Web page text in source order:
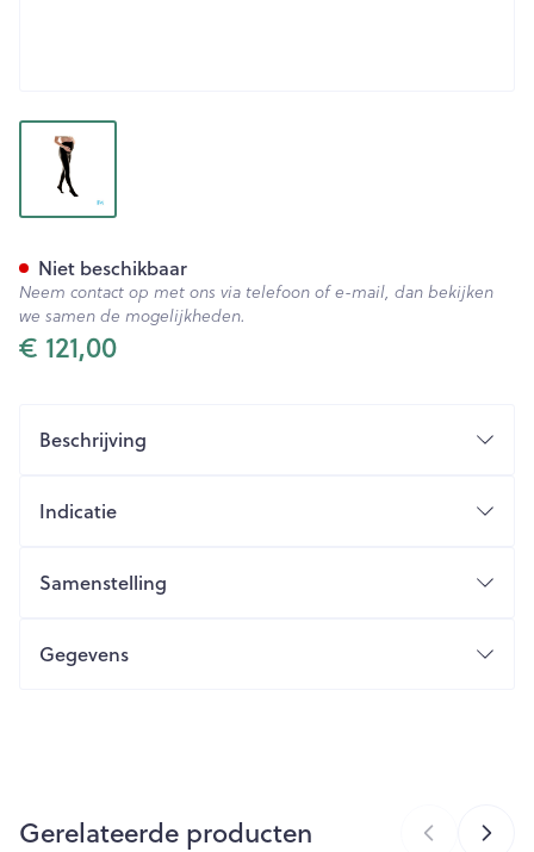
View larger image
€ 121,00
Niet beschikbaar
Neem contact op met ons via telefoon of e-mail, dan bekijken
we samen de mogelijkheden.
Beschrijving
Indicatie
Samenstelling
Gegevens
Breedte 152 mm
Gerelateerde producten